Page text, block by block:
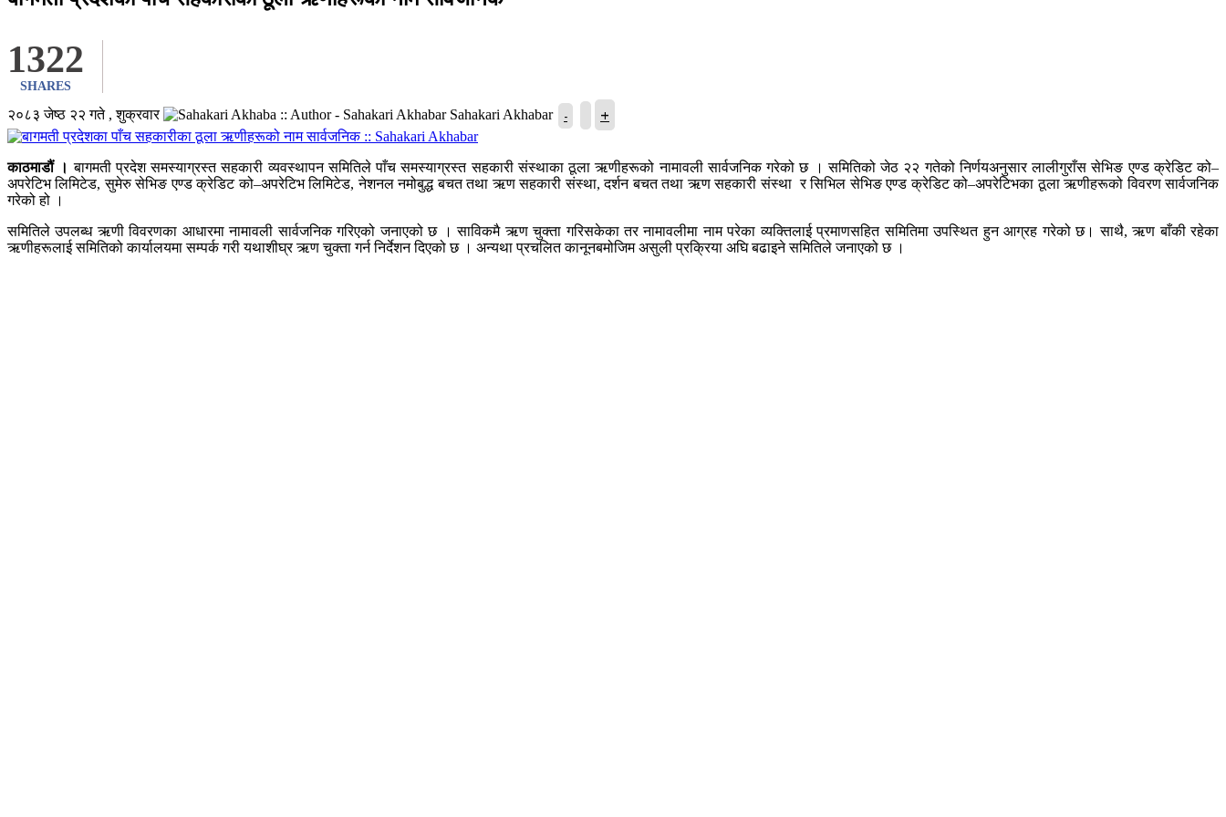
1322
SHARES
२०८३ जेष्ठ २२ गते , शुक्रवार Sahakari Akhabar - +
काठमाडौं । बागमती प्रदेश समस्याग्रस्त सहकारी व्यवस्थापन समितिले पाँच समस्याग्रस्त सहकारी संस्थाका ठूला ऋणीहरूको नामावली सार्वजनिक गरेको छ । समितिको जेठ २२ गतेको निर्णयअनुसार लालीगुराँस सेभिङ एण्ड क्रेडिट को–
अपरेटिभ लिमिटेड, सुमेरु सेभिङ एण्ड क्रेडिट को–अपरेटिभ लिमिटेड, नेशनल नमोबुद्ध बचत तथा ऋण सहकारी संस्था, दर्शन बचत तथा ऋण सहकारी संस्था र सिभिल सेभिङ एण्ड क्रेडिट को–अपरेटिभका ठूला ऋणीहरूको विवरण सार्वजनिक
गरेको हो ।
समितिले उपलब्ध ऋणी विवरणका आधारमा नामावली सार्वजनिक गरिएको जनाएको छ । साविकमै ऋण चुक्ता गरिसकेका तर नामावलीमा नाम परेका व्यक्तिलाई प्रमाणसहित समितिमा उपस्थित हुन आग्रह गरेको छ। साथै, ऋण बाँकी रहेका
ऋणीहरूलाई समितिको कार्यालयमा सम्पर्क गरी यथाशीघ्र ऋण चुक्ता गर्न निर्देशन दिएको छ । अन्यथा प्रचलित कानूनबमोजिम असुली प्रक्रिया अघि बढाइने समितिले जनाएको छ ।